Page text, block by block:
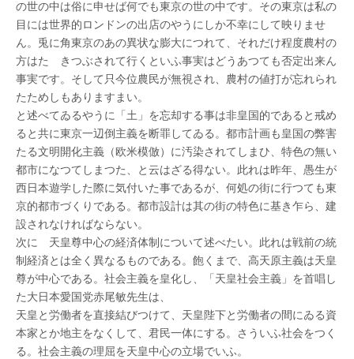
の世の中は俗に申せば何でも東京の世の中です。その東京は私の
目には世界的ロンドンの出店のやうにしか不幸にして映りませ
ん。兎に角東京のあの異状な膨大につれて、それだけ程度農村の
方はたゝきつぶされて行くといふ事実はどうあつても否定出来ん
事実です。そして只今位農民が無視され、農村の値打が忘れられ
たためしもありますまい。
と述べてゐるやうに「土」を忘却する事は非皇国的であると戒め
ると共に東京一辺倒主義を断罪してゐる。都市計画も皇国の弊害
たる文明開化主義（欧米模倣）に汚染されてしまひ、特色の無い
都市になつてしまつた、と云はざる得ない。此れは昨年、愚生が
西日本遊学した際に気付いた事であるが、何処の街に行つても東
京的都市づくりである。都市設計は其の街の特色に基き乍ら、建
設されなければならない。
次に 天皇尊中心の経済体制について述べたい。此れは戦前の統
制経済とは全く異なるものである。飽くまで、高天原主義は天皇
尊が中心である。社会主義を皇化し、「天皇社会主義」を首唱し
た大日本愛国党赤尾敏先生は、
天皇と労働者を直接結びつけて、天皇陛下と労働者の間にゐる資
本家とか地主をなくして、君民一体にする。さういふ社会をつく
る。社会主義の理屈を天皇中心の立場でいふ。